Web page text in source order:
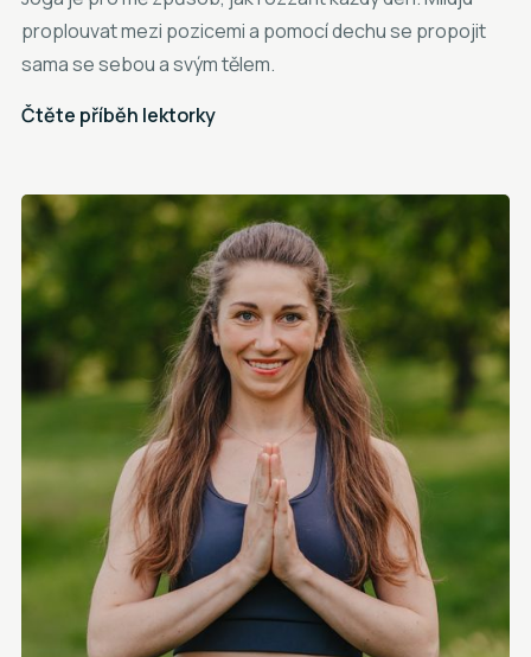
proplouvat mezi pozicemi a pomocí dechu se propojit
sama se sebou a svým tělem.
Čtěte příběh lektorky